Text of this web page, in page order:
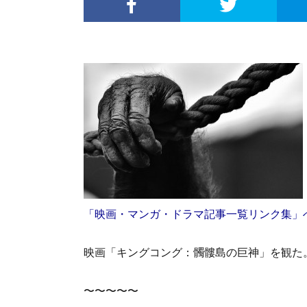
「映画・マンガ・ドラマ記事一覧リンク集」
映画「キングコング：髑髏島の巨神」を観た。
〜〜〜〜〜